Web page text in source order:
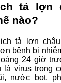
tả lợn
nào?
tả lợn
bệnh bị
24 giờ
là virus trong
nước bọt,